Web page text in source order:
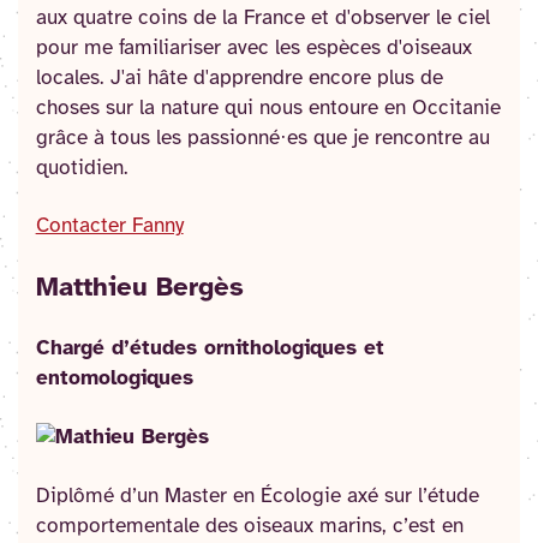
aux quatre coins de la France et d'observer le ciel
pour me familiariser avec les espèces d'oiseaux
locales. J'ai hâte d'apprendre encore plus de
choses sur la nature qui nous entoure en Occitanie
grâce à tous les passionné·es que je rencontre au
quotidien.
Contacter Fanny
Matthieu Bergès
Chargé d’études ornithologiques et
entomologiques
Diplômé d’un Master en Écologie axé sur l’étude
comportementale des oiseaux marins, c’est en